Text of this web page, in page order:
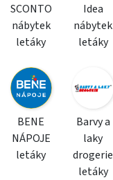
SCONTO
nábytek
letáky
Idea
nábytek
letáky
BENE
NÁPOJE
letáky
Barvy a
laky
drogerie
letáky